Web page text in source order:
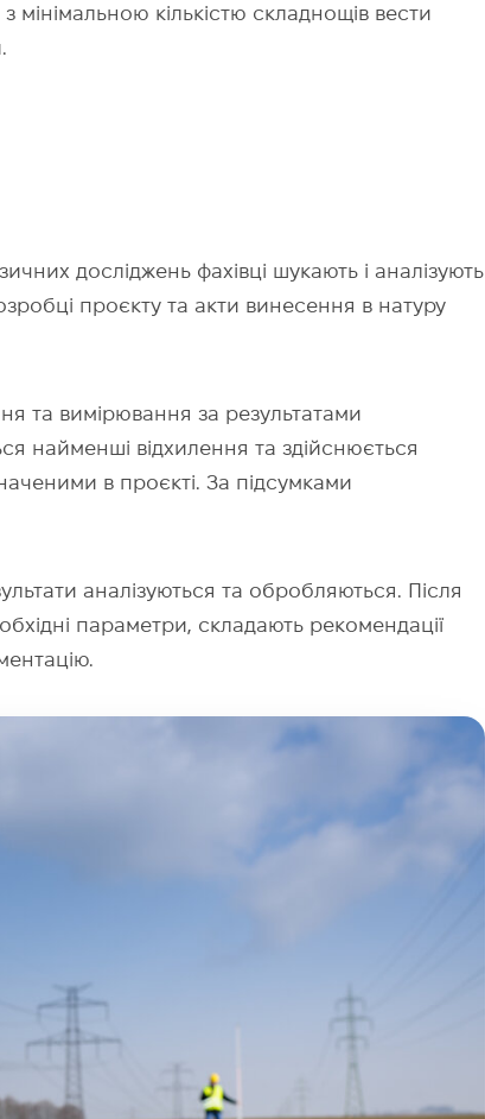
мінімальною кількістю складнощів вести
досліджень фахівці шукають і аналізують
проєкту та акти винесення в натуру
та вимірювання за результатами
найменші відхилення та здійснюється
в проєкті. За підсумками
аналізуються та обробляються. Після
параметри, складають рекомендації